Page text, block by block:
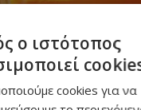
διαρκείας στην
Τετάρτη οι
- Πού θα
ο ιστότοπος
cookies για να